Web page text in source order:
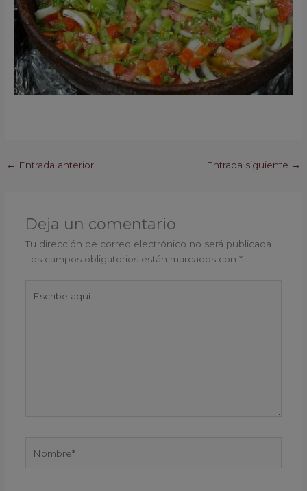
← Entrada anterior Entrada siguiente →
Deja un comentario
Tu dirección de correo electrónico no será publicada.
Los campos obligatorios están marcados con *
aquí...